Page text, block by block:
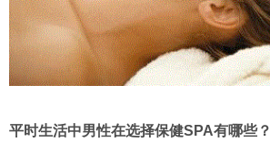
平时生活中男性在选择保健SPA有哪些？